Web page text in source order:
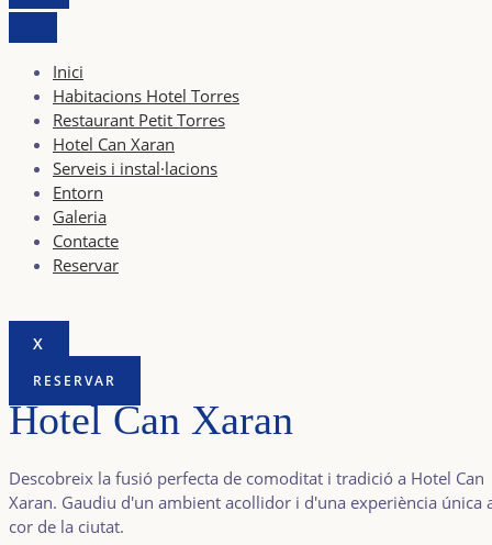
Inici
Habitacions Hotel Torres
Restaurant Petit Torres
Hotel Can Xaran
Serveis i instal·lacions
Entorn
Galeria
Contacte
Reservar
X
RESERVAR
Hotel Can Xaran
Descobreix la fusió perfecta de comoditat i tradició a Hotel Can
Xaran. Gaudiu d'un ambient acollidor i d'una experiència única
cor de la ciutat.